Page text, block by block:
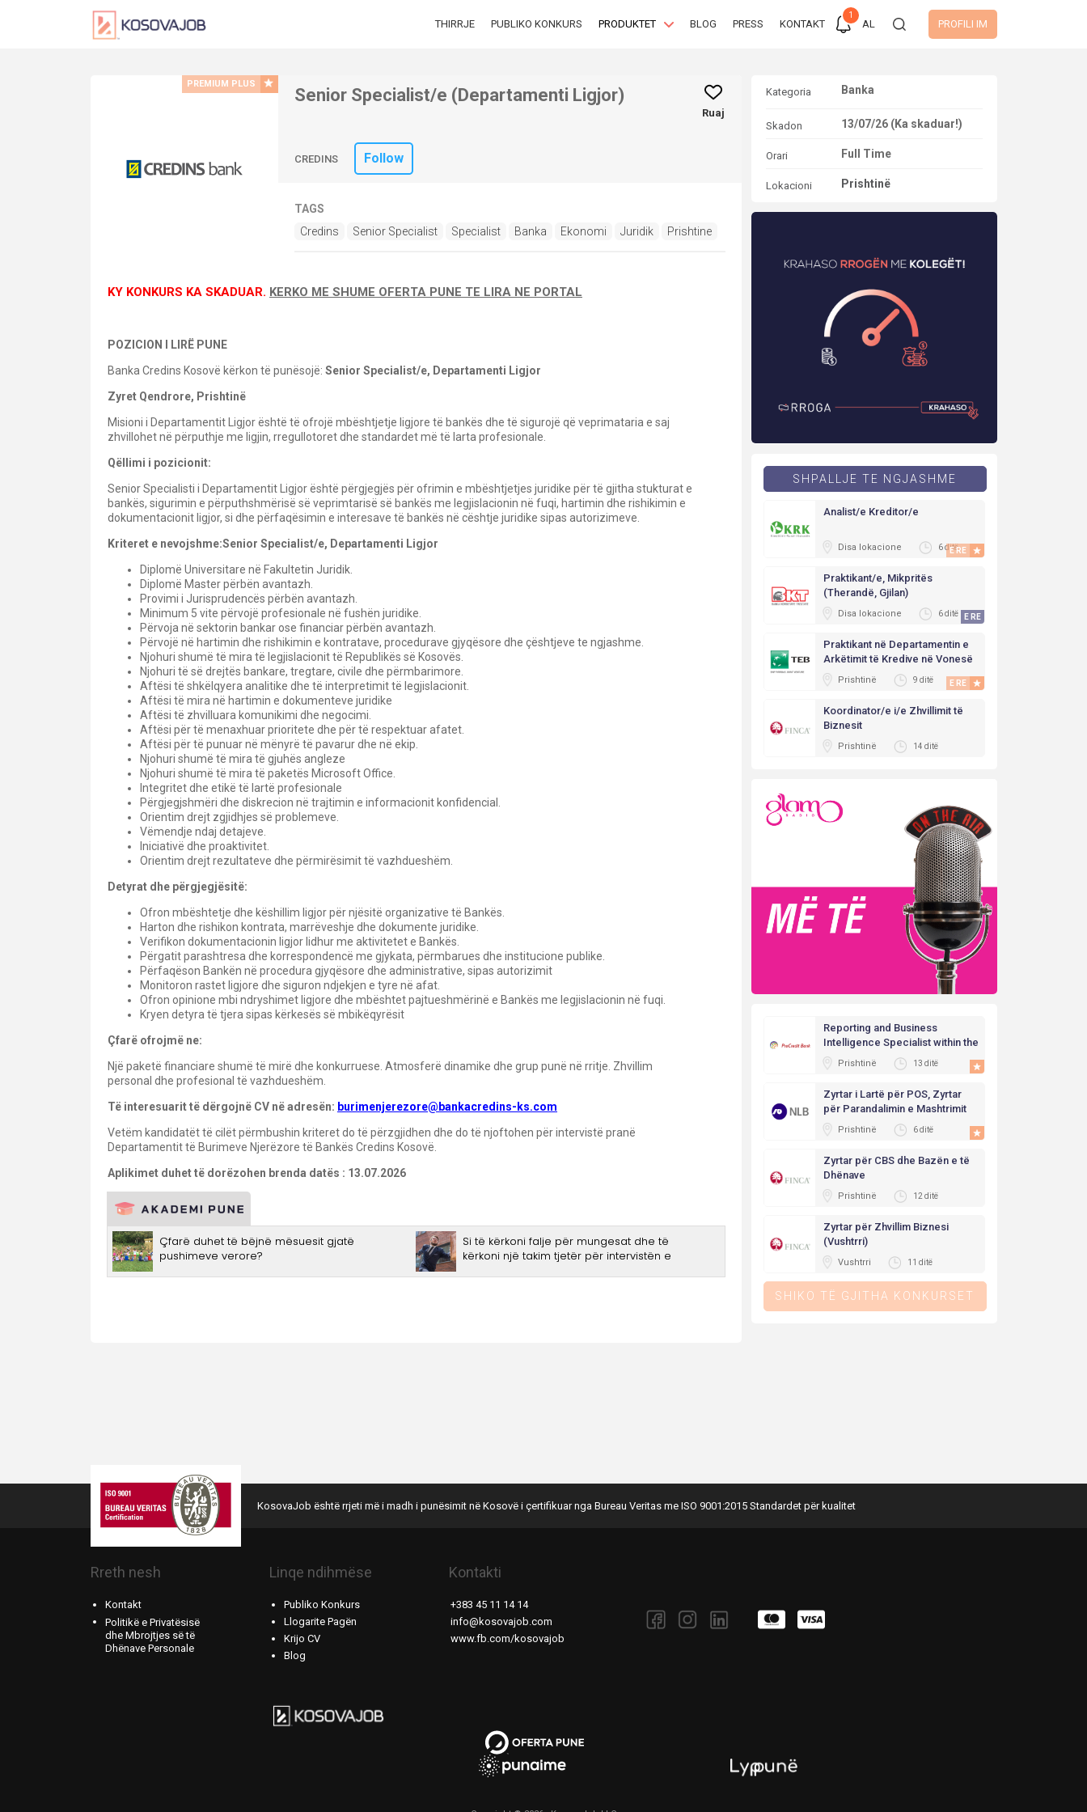
THIRRJE PUBLIKO KONKURS PRODUKTET BLOG PRESS KONTAKT
1
AL PROFILI IM
PREMIUM PLUS
Senior Specialist/e (Departamenti Ligjor)
Ruaj
CREDINS Follow
TAGS
Credins
Senior Specialist Specialist Banka Ekonomi Juridik Prishtine
Kategoria Banka
Skadon 13/07/26 (Ka skaduar!)
Orari Full Time
Lokacioni Prishtinë
SHPALLJE TE NGJASHME
Analist/e Kreditor/e
Disa lokacione 6 ditëE RE
Praktikant/e, Mikpritës
(Therandë, Gjilan)
Disa lokacione 6 ditë E RE
Praktikant në Departamentin e
Arkëtimit të Kredive në Vonesë
(Alb/Eng)
Prishtinë 9 ditë E RE
Koordinator/e i/e Zhvillimit të
Biznesit
Prishtinë 14 ditë
Reporting and Business
Intelligence Specialist within the
Data Management BI Function
Prishtinë 13 ditë
Zyrtar i Lartë për POS, Zyrtar
për Parandalimin e Mashtrimit
Prishtinë 6 ditë
Zyrtar për CBS dhe Bazën e të
Dhënave
Prishtinë 12 ditë
Zyrtar për Zhvillim Biznesi
(Vushtrri)
Vushtrri 11 ditë
SHIKO TË GJITHA KONKURSET
KosovaJob është rrjeti më i madh i punësimit në Kosovë i çertifikuar nga Bureau Veritas me ISO 9001:2015 Standardet për kualitet
Rreth nesh
Kontakt
Politikë e Privatësisë
dhe Mbrojtjes së të
Dhënave Personale
Linqe ndihmëse
Publiko Konkurs
Llogarite Pagën
Krijo CV
Blog
Kontakti
+383 45 11 14 14
info@kosovajob.com
www.fb.com/kosovajob